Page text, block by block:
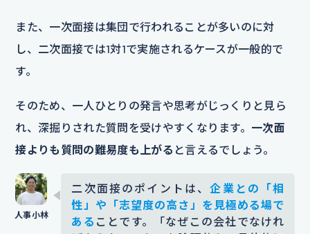
また、一次面接は集団で行われることが多いのに対
し、二次面接では1対1で実施されるケースが一般的で
す。
そのため、一人ひとりの発言や思考がじっくりと見ら
れ、深掘りされた質問を受けやすくなります。 一次面
接よりも質問の難易度も上がる と言えるでしょう。
二次面接のポイントは、企業との「相
性」や「志望度の高さ」を見極める場で
ある ことです。「なぜこの会社でなけれ